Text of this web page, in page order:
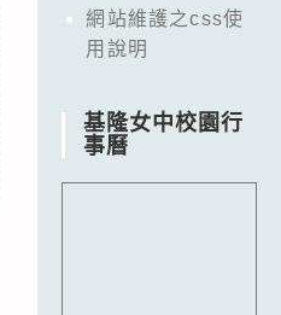
網站維護之css使
用說明
基隆女中校園行
事曆